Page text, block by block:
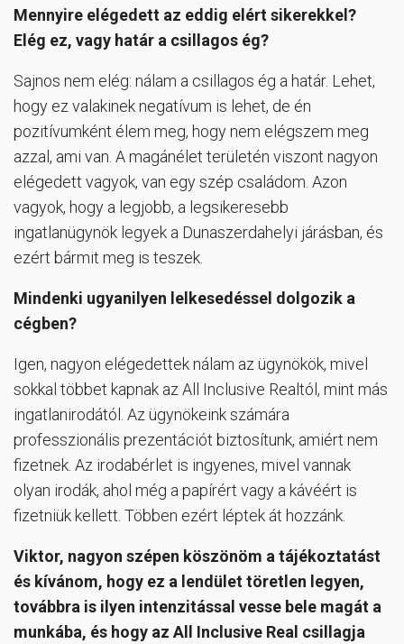
Mennyire elégedett az eddig elért sikerekkel?
Elég ez, vagy határ a csillagos ég?
Sajnos nem elég: nálam a csillagos ég a határ. Lehet,
hogy ez valakinek negatívum is lehet, de én
pozitívumként élem meg, hogy nem elégszem meg
azzal, ami van. A magánélet területén viszont nagyon
elégedett vagyok, van egy szép családom. Azon
vagyok, hogy a legjobb, a legsikeresebb
ingatlanügynök legyek a Dunaszerdahelyi járásban, és
ezért bármit meg is teszek.
Mindenki ugyanilyen lelkesedéssel dolgozik a
cégben?
Igen, nagyon elégedettek nálam az ügynökök, mivel
sokkal többet kapnak az All Inclusive Realtól, mint más
ingatlanirodától. Az ügynökeink számára
professzionális prezentációt biztosítunk, amiért nem
fizetnek. Az irodabérlet is ingyenes, mivel vannak
olyan irodák, ahol még a papírért vagy a kávéért is
fizetniük kellett. Többen ezért léptek át hozzánk.
Viktor, nagyon szépen köszönöm a tájékoztatást
és kívánom, hogy ez a lendület töretlen legyen,
továbbra is ilyen intenzitással vesse bele magát a
munkába, és hogy az All Inclusive Real csillagja